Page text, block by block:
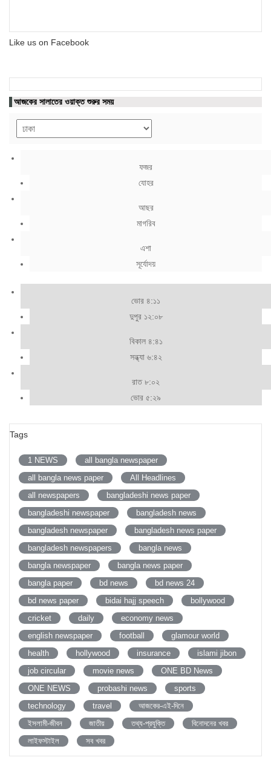
Like us on Facebook
আজকের সালাতের ওয়াক্ত শুরুর সময়
ফজর
যোহর
আছর
মাগরিব
এশা
সূর্যোদয়
ভোর ৪:১১
দুপুর ১২:০৮
বিকাল ৪:৪১
সন্ধ্যা ৬:৪২
রাত ৮:০২
ভোর ৫:২৯
Tags
1 NEWS
all bangla newspaper
all bangla news paper
All Headlines
all newspapers
bangladeshi news paper
bangladeshi newspaper
bangladesh news
bangladesh newspaper
bangladesh news paper
bangladesh newspapers
bangla news
bangla newspaper
bangla news paper
bangla paper
bd news
bd news 24
bd news paper
bidai hajj speech
bollywood
cricket
daily
economy news
english newspaper
football
glamour world
health
hollywood insurance
islami jibon
job circular
movie news
ONE BD News
ONE NEWS
probashi news
sports
technology
travel
আজকের-এই-দিনে
ইসলামী-জীবন
জাতীয় তথ্য-প্রযুক্তি
বিনোদনের খবর
লাইফস্টাইল
সব খবর